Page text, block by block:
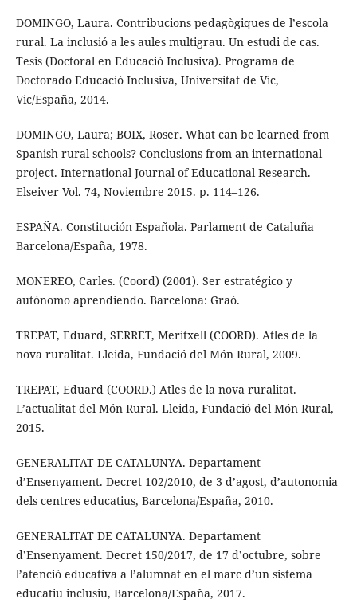
DOMINGO, Laura. Contribucions pedagògiques de l’escola
rural. La inclusió a les aules multigrau. Un estudi de cas.
Tesis (Doctoral en Educació Inclusiva). Programa de
Doctorado Educació Inclusiva, Universitat de Vic,
Vic/España, 2014.
DOMINGO, Laura; BOIX, Roser. What can be learned from
Spanish rural schools? Conclusions from an international
project. International Journal of Educational Research.
Elseiver Vol. 74, Noviembre 2015. p. 114–126.
ESPAÑA. Constitución Española. Parlament de Cataluña
Barcelona/España, 1978.
MONEREO, Carles. (Coord) (2001). Ser estratégico y
autónomo aprendiendo. Barcelona: Graó.
TREPAT, Eduard, SERRET, Meritxell (COORD). Atles de la
nova ruralitat. Lleida, Fundació del Món Rural, 2009.
TREPAT, Eduard (COORD.) Atles de la nova ruralitat.
L’actualitat del Món Rural. Lleida, Fundació del Món Rural,
2015.
GENERALITAT DE CATALUNYA. Departament
d’Ensenyament. Decret 102/2010, de 3 d’agost, d’autonomia
dels centres educatius, Barcelona/España, 2010.
GENERALITAT DE CATALUNYA. Departament
d’Ensenyament. Decret 150/2017, de 17 d’octubre, sobre
l’atenció educativa a l’alumnat en el marc d’un sistema
educatiu inclusiu, Barcelona/España, 2017.